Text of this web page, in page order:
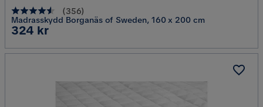
(356)
Madrasskydd Borganäs of Sweden, 160 x 200 cm
Pris
324 kr